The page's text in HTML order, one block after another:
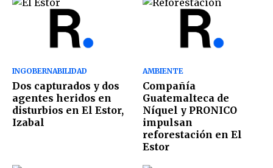
INGOBERNABILIDAD
Dos capturados y dos
agentes heridos en
disturbios en El Estor,
Izabal
AMBIENTE
Compañía
Guatemalteca de
Níquel y PRONICO
impulsan
reforestación en El
Estor